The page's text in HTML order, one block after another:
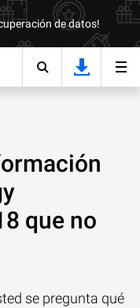
de datos!
que no
se pregunta qué